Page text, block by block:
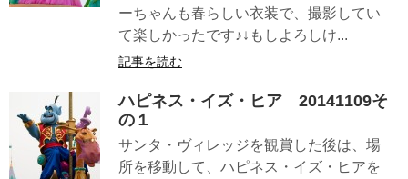
ーちゃんも春らしい衣装で、撮影してい
て楽しかったです♪↓もしよろしけ...
記事を読む
ハピネス・イズ・ヒア 20141109そ
の１
サンタ・ヴィレッジを観賞した後は、場
所を移動して、ハピネス・イズ・ヒアを